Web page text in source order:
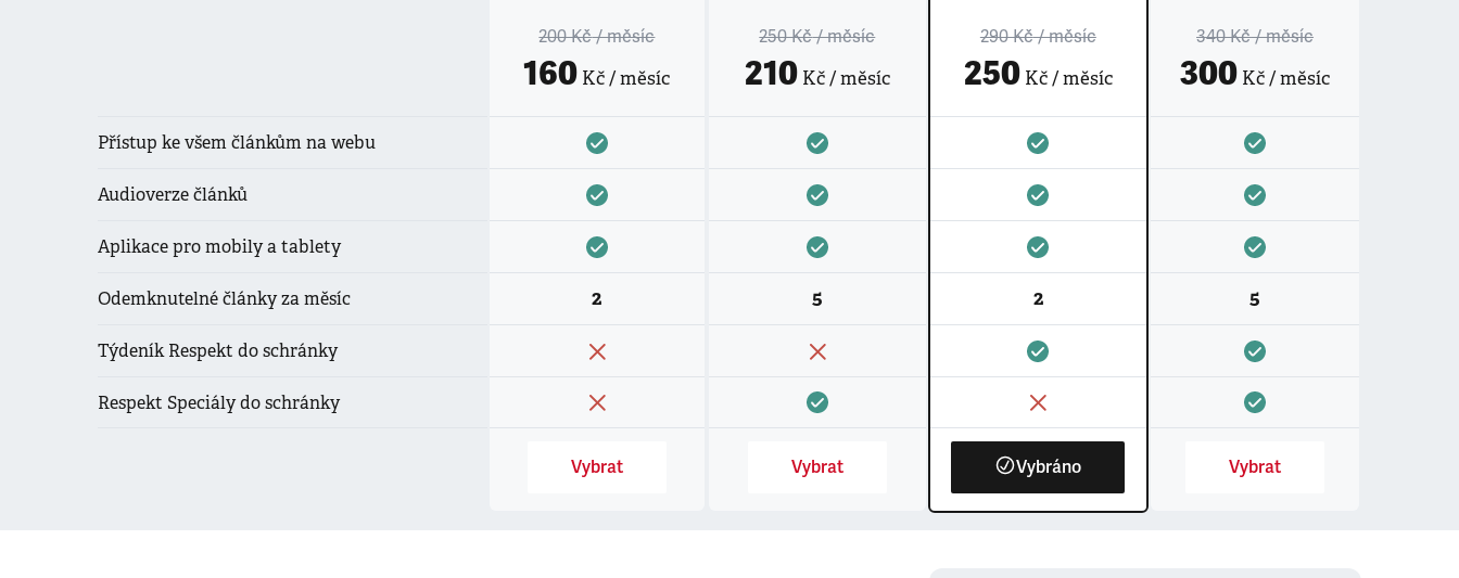
Přístup ke všem článkům na webu
Audioverze článků
Aplikace pro mobily a tablety
Odemknutelné články za měsíc
Týdeník Respekt do schránky
Respekt Speciály do schránky
200 Kč/ měsíc
160 Kč / měsíc
2
Vybrat
250 Kč/ měsíc
210Kč / měsíc
5
Vybrat
290 Kč/ měsíc
250Kč / měsíc
2
Vybráno
340 Kč/ měsíc
300 Kč / měsíc
5
Vybrat